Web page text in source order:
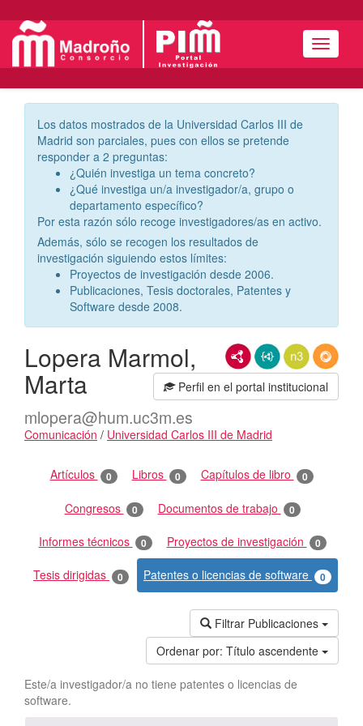
Menú
Los datos mostrados de la Universidad Carlos III de
Madrid son parciales, pues con ellos se pretende
responder a 2 preguntas:
¿Quién investiga un tema concreto?
¿Qué investiga un/a investigador/a, grupo o
departamento específico?
Por esta razón sólo recoge investigadores/as en activo.
Además, sólo se recogen los resultados de
investigación siguiendo estos límites:
Proyectos de investigación desde 2006.
Publicaciones, Tesis doctorales, Patentes y
Software desde 2008.
RDF/XMLJSON-LDN3/Turtle
Perfil en el portal institucional
Lopera Marmol,
Marta
mlopera@hum.uc3m.es
Comunicación / Universidad Carlos III de Madrid
Actividades
Artículos 0 Libros 0 Capítulos de libro 0
Congresos 0 Documentos de trabajo 0
Informes técnicos 0 Proyectos de investigación 0
Tesis dirigidas 0 Patentes o licencias de software 0
Filtrar Publicaciones
Ordenar por: Título ascendente
Este/a investigador/a no tiene patentes o licencias de
software.